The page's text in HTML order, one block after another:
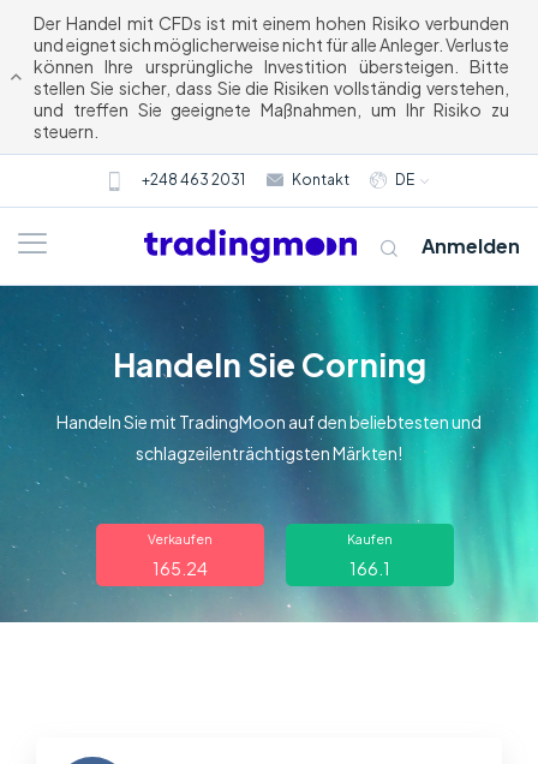
Der Handel mit CFDs ist mit einem hohen Risiko verbunden
und eignet sich möglicherweise nicht für alle Anleger. Verluste
können Ihre ursprüngliche Investition übersteigen. Bitte
stellen Sie sicher, dass Sie die Risiken vollständig verstehen,
und treffen Sie geeignete Maßnahmen, um Ihr Risiko zu
steuern.
+248 463 2031 Kontakt DE
Über uns
Handel
Anmelden
Handeln Sie Corning
Handeln Sie mit TradingMoon auf den beliebtesten und
schlagzeilenträchtigsten Märkten!
Verkaufen
165.24
Kaufen
166.1